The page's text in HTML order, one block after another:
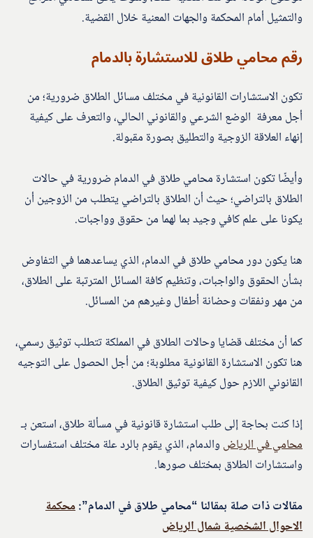
والتمثيل أمام المحكمة والجهات المعنية خلال القضية.
رقم محامي طلاق للاستشارة بالدمام
تكون الاستشارات القانونية في مختلف مسائل الطلاق ضرورية؛ من
أجل معرفة الوضع الشرعي والقانوني الحالي، والتعرف على كيفية
إنهاء العلاقة الزوجية والتطليق بصورة مقبولة.
وأيضًا تكون استشارة محامي طلاق في الدمام ضرورية في حالات
الطلاق بالتراضي؛ حيث أن الطلاق بالتراضي يتطلب من الزوجين أن
يكونا على علم كافي وجيد بما لهما من حقوق وواجبات.
هنا يكون دور محامي طلاق في الدمام، الذي يساعدهما في التفاوض
بشأن الحقوق والواجبات، وتنظيم كافة المسائل المترتبة على الطلاق،
من مهر ونفقات وحضانة أطفال وغيرهم من المسائل.
كما أن مختلف قضايا وحالات الطلاق في المملكة تتطلب توثيق رسمي،
هنا تكون الاستشارة القانونية مطلوبة؛ من أجل الحصول على التوجيه
القانوني اللازم حول كيفية توثيق الطلاق.
إذا كنت بحاجة إلى طلب استشارة قانونية في مسألة طلاق، استعن بـ
محامي في الرياض والدمام، الذي يقوم بالرد علة مختلف استفسارات
واستشارات الطلاق بمختلف صورها.
مقالات ذات صلة بمقالنا “محامي طلاق في الدمام”:محكمة
الاحوال الشخصية شمال الرياض